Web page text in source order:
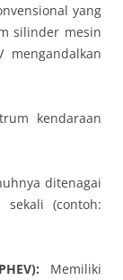
yang
silinder mesin
mengandalkan
kendaraan
ditenagai
(contoh:
Memiliki